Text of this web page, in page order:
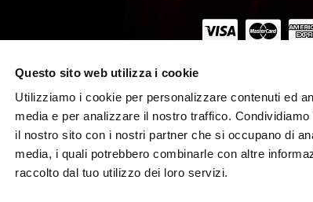
Questo sito web utilizza i cookie
Utilizziamo i cookie per personalizzare contenuti ed
media e per analizzare il nostro traffico.
il nostro sito con i nostri partner che si occupano di
media, i quali potrebbero combinarle con altre
raccolto dal tuo utilizzo dei loro servizi.
Messaggio pubblicitario con finalità
Salvo approvazione di Findomestic